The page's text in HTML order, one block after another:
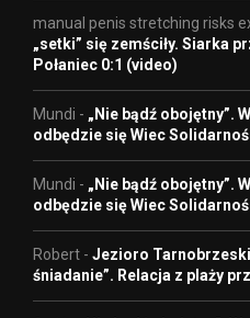
manual penis stretching risks
„setki” się zemściły. Siarka
Połaniec 0:1 (video)
Mundi - „Nie bądź obojętny”.
odbędzie się Wiec
Mundi - „Nie bądź obojętny”.
odbędzie się Wiec
Robert - Jezioro
śniadanie”. Relacja z plaży